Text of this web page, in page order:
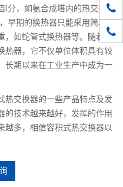
分，如氨合成塔内的热交换
早期的换热器只能采用简单的
，如蛇管式换热器等。随着制
热器，它不仅单位体积具有较
长期以来在工业生产中成为一
交换器的一些产品特点及发
的技术越来越好，发挥的作用
越多，相信容积式热交换器以